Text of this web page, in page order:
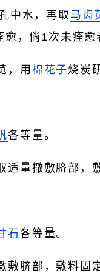
中水，再取 马齿
，倘1次未痊愈
，用 棉花子烧炭
各等量。
适量撒敷脐部，
石各等量。
敷脐部，敷料固